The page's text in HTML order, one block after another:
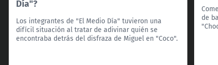
Día"?
Los integrantes de "El Medio Día" tuvieron una
difícil situación al tratar de adivinar quién se
encontraba detrás del disfraza de Miguel en "Coco".
de